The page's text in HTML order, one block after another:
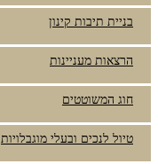
בניית תיבות קינון
הרצאות מעניינות
חוג המשוטטים
טיול לנכים ובעלי מוגבלויות